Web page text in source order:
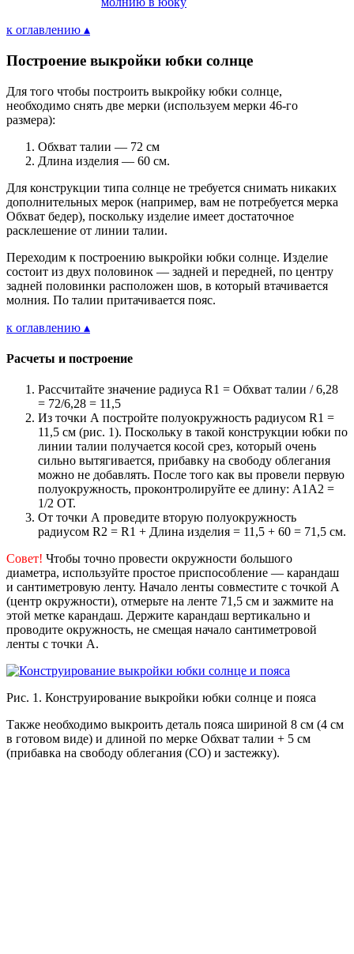
к оглавлению ▴
Построение выкройки юбки солнце
Для того чтобы построить выкройку юбки солнце,
необходимо снять две мерки (используем мерки 46-го
размера):
Обхват талии — 72 см
Длина изделия — 60 см.
Для конструкции типа солнце не требуется снимать никаких
дополнительных мерок (например, вам не потребуется мерка
Обхват бедер), поскольку изделие имеет достаточное
расклешение от линии талии.
Переходим к построению выкройки юбки солнце. Изделие
состоит из двух половинок — задней и передней, по центру
задней половинки расположен шов, в который втачивается
молния. По талии притачивается пояс.
к оглавлению ▴
Расчеты и построение
Рассчитайте значение радиуса R1 = Обхват талии / 6,28
= 72/6,28 = 11,5
Из точки А постройте полуокружность радиусом R1 =
11,5 см (рис. 1). Поскольку в такой конструкции юбки по
линии талии получается косой срез, который очень
сильно вытягивается, прибавку на свободу облегания
можно не добавлять. После того как вы провели первую
полуокружность, проконтролируйте ее длину: А1А2 =
1/2 ОТ.
От точки А проведите вторую полуокружность
радиусом R2 = R1 + Длина изделия = 11,5 + 60 = 71,5 см.
Совет! Чтобы точно провести окружности большого
диаметра, используйте простое приспособление — карандаш
и сантиметровую ленту. Начало ленты совместите с точкой А
(центр окружности), отмерьте на ленте 71,5 см и зажмите на
этой метке карандаш. Держите карандаш вертикально и
проводите окружность, не смещая начало сантиметровой
ленты с точки А.
Рис. 1. Конструирование выкройки юбки солнце и пояса
Также необходимо выкроить деталь пояса шириной 8 см (4 см
в готовом виде) и длиной по мерке Обхват талии + 5 см
(прибавка на свободу облегания (СО) и застежку).